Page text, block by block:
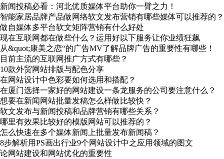
新闻投稿必看：河北优质媒体平台助你一臂之力！
智能家居品牌产品做网络软文发布营销有哪些媒体可以推荐的？
做自媒体多平台软文矩阵营销有什么好处
现在互联网都在做些什么？运用好以下服务让你业绩狂飙
从&quot;康美之恋“的广告MV了解品牌广告的重要性有哪些！
目前主流的互联网推广方式有哪些？
10款外贸网站排版与配色分享
在网站设计中色彩要如何选用和搭配？
在厦门选择一家好的网站建设一条龙服务的公司要注意什么？
想要在新闻网站批量发稿怎么样做比较快？
软文发布与新闻投稿和品牌营销有哪些关系？
哪里有效果比较好的模版网站可以推荐的？
怎么快速在多个媒体新闻上批量发布新闻稿？
8步解析用PS画出行业9个网站设计中之应用领域的图文
论网站建设和网站优化的重要性